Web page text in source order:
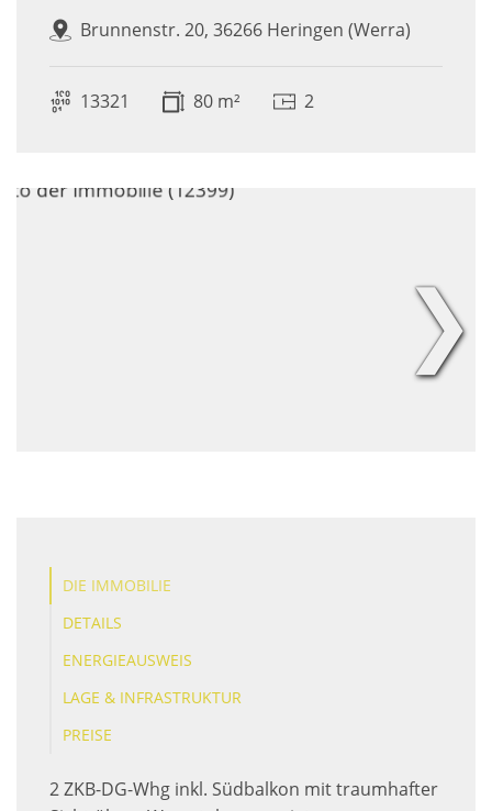
Brunnenstr. 20, 36266 Heringen (Werra)
13321 80 m² 2
❯
DIE IMMOBILIE
DETAILS
ENERGIEAUSWEIS
LAGE & INFRASTRUKTUR
PREISE
2 ZKB-DG-Whg inkl. Südbalkon mit traumhafter